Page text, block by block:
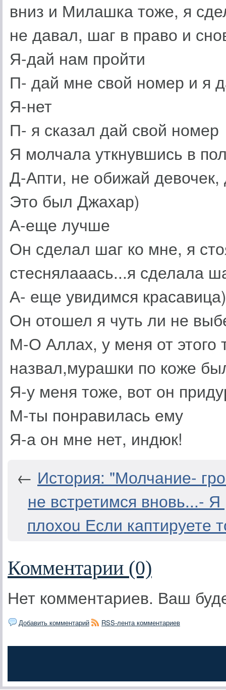
вниз и Милашка тоже, я
не давал, шаг в право и
Я-дай нам пройти
П- дай мне свой номер и я
Я-нет
П- я сказал дай свой номер
Я молчала уткнувшись в
Д-Апти, не обижай
Это был Джахар)
А-еще лучше
Он сделал шаг ко мне, я
стеснялааась...я сделала
А- еще увидимся красавица)
Он отошел я чуть ли не
М-О Аллах, у меня от этого
назвал,мурашки по коже
Я-у меня тоже, вот он
М-ты понравилась ему
Я-а он мне нет, индюк!
← История: "Молчание-
не встретимся вновь...-
плохоu Если каптируете
Комментарии (0)
Нет комментариев. Ваш
Добавить комментарий RSS-лента комментариев